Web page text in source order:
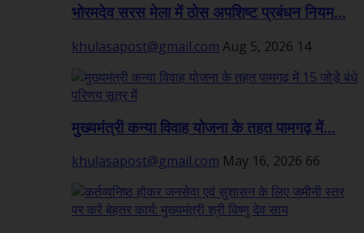
भोरमदेव सरस मेला में ठोस अपशिष्ट प्रबंधन नियम...
khulasapost@gmail.com Aug 5, 2026 14
मुख्यमंत्री कन्या विवाह योजना के तहत पामगढ़ में...
khulasapost@gmail.com May 16, 2026 66